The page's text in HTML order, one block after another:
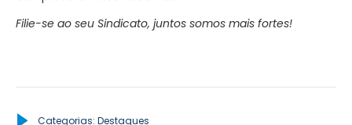
Filie-se ao seu Sindicato, juntos somos mais fortes!
Categorias: Destaques